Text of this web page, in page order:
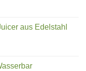
aus Edelstahl